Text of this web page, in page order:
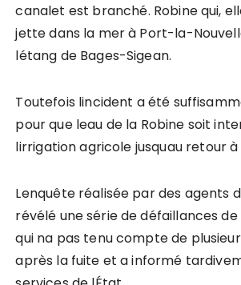
canalet est branché. Robine qui,
jette dans la mer à Port-la-
létang de Bages-Sigean.
Toutefois lincident a été
pour que leau de la Robine soit
lirrigation agricole jusquau retour
Lenquête réalisée par des agents
révélé une série de défaillances
qui na pas tenu compte de
après la fuite et a informé